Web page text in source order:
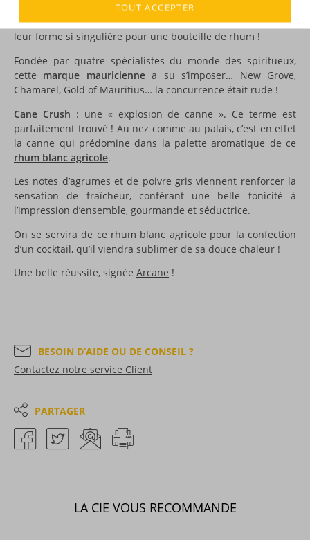
Saviez-vous qu'à l’origine, les bouteilles de la marque
Arcaneétaient destinées à contenir de l’huile d’olive ? D’où
leur forme si singulière pour une bouteille de rhum !
Fondée par quatre spécialistes du monde des spiritueux,
cette marque mauriciennea su s’imposer… New Grove,
Chamarel, Gold of Mauritius… la concurrence était rude !
Cane Crush : une « explosion de canne ». Ce terme est
parfaitement trouvé ! Au nez comme au palais, c’est en effet
la canne qui prédomine dans la palette aromatique de ce
rhum blanc agricole.
Les notes d’agrumes et de poivre gris viennent renforcer la
sensation de fraîcheur, conférant une belle tonicité à
l’impression d’ensemble, gourmande et séductrice.
On se servira de ce rhum blanc agricole pour la confection
d’un cocktail, qu’il viendra sublimer de sa douce chaleur !
Une belle réussite, signée Arcane !
BESOIN D’AIDE OU DE CONSEIL ?
Contactez notre service Client
PARTAGER
LA CIE VOUS RECOMMANDE
TOUT ACCEPTER